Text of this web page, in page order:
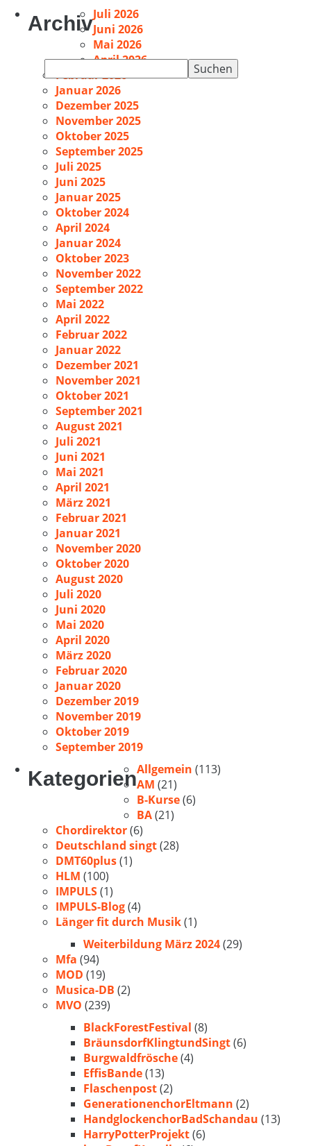
nach:
ArchivJuli 2026
Juni 2026
Mai 2026
April 2026
Februar 2026
Januar 2026
Dezember 2025
November 2025
Oktober 2025
September 2025
Juli 2025
Juni 2025
Januar 2025
Oktober 2024
April 2024
Januar 2024
Oktober 2023
November 2022
September 2022
Mai 2022
April 2022
Februar 2022
Januar 2022
Dezember 2021
November 2021
Oktober 2021
September 2021
August 2021
Juli 2021
Juni 2021
Mai 2021
April 2021
März 2021
Februar 2021
Januar 2021
November 2020
Oktober 2020
August 2020
Juli 2020
Juni 2020
Mai 2020
April 2020
März 2020
Februar 2020
Januar 2020
Dezember 2019
November 2019
Oktober 2019
September 2019
KategorienAllgemein (113)
AM (21)
B-Kurse(6)
BA(21)
Chordirektor(6)
Deutschland singt(28)
DMT60plus(1)
HLM (100)
IMPULS(1)
IMPULS-Blog(4)
Länger fit durch Musik(1)
Weiterbildung März 2024(29)
Mfa (94)
MOD (19)
Musica-DB (2)
MVO (239)
BlackForestFestival (8)
BräunsdorfKlingtundSingt(6)
Burgwaldfrösche(4)
EffisBande(13)
Flaschenpost(2)
GenerationenchorEltmann (2)
HandglockenchorBadSchandau (13)
HarryPotterProjekt(6)